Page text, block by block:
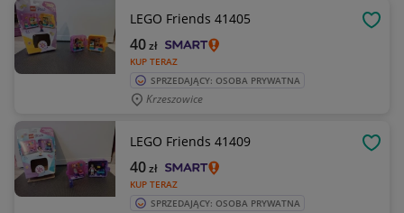
LEGO Friends 41405
KUP TERAZ
40zł
SPRZEDAJĄCY: OSOBA PRYWATNA
Krzeszowice
LEGO Friends 41409
KUP TERAZ
40zł
SPRZEDAJĄCY: OSOBA PRYWATNA